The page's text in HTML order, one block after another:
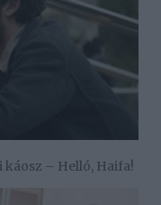
káosz – Helló, Haifa!